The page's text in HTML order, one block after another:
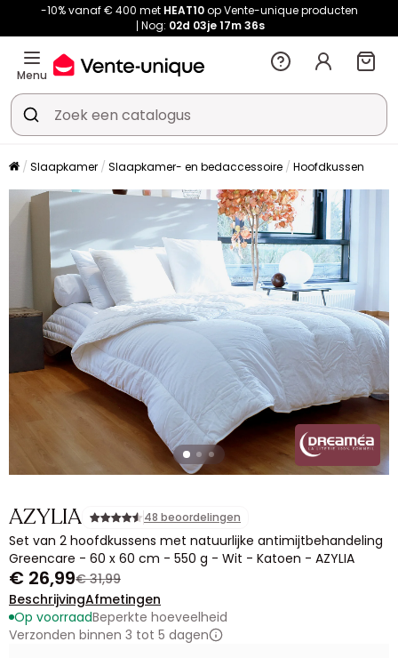
-10% vanaf € 400 met HEAT10op Vente-unique producten
Nog: 02d 03je17m35s
Menu
Slaapkamer Slaapkamer- en bedaccessoire Hoofdkussen
AZYLIA 48 beoordelingen
Set van 2 hoofdkussens met natuurlijke antimijtbehandeling
Greencare - 60 x 60 cm - 550 g - Wit - Katoen - AZYLIA
€ 26,99€ 31,99
BeschrijvingAfmetingen
Op voorraadBeperkte hoeveelheid
Verzonden binnen 3 tot 5 dagen